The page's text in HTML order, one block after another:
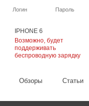
IPHONE 6
Возможно, будет
поддерживать
беспроводную зарядку
Логин Пароль
Обзоры Cтатьи